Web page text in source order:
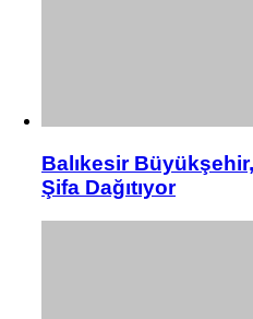
Balıkesir
Şifa Dağıtıyor